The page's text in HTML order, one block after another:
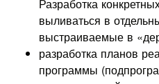
выливаться в
выстраиваемые в
разработка планов
программы